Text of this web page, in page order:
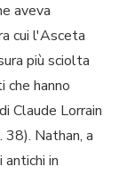
aveva
cui l'Asceta
più sciolta
hanno
Claude Lorrain
Nathan, a
in